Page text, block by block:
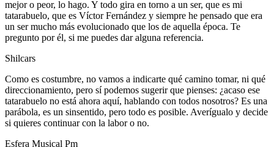
mejor o peor, lo hago. Y todo gira en torno a un ser, que es mi
tatarabuelo, que es Víctor Fernández y siempre he pensado que era
un ser mucho más evolucionado que los de aquella época. Te
pregunto por él, si me puedes dar alguna referencia.
Shilcars
Como es costumbre, no vamos a indicarte qué camino tomar, ni qué
direccionamiento, pero sí podemos sugerir que pienses: ¿acaso ese
tatarabuelo no está ahora aquí, hablando con todos nosotros? Es una
parábola, es un sinsentido, pero todo es posible. Averígualo y decide
si quieres continuar con la labor o no.
Esfera Musical Pm